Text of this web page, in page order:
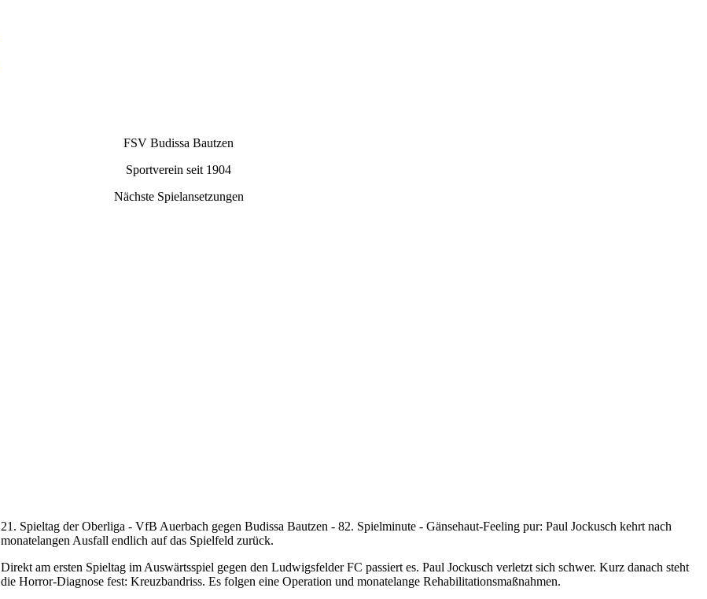
FSV Budissa Bautzen
Sportverein seit 1904
Nächste Spielansetzungen
21. Spieltag der Oberliga - VfB Auerbach gegen Budissa Bautzen - 82. Spielminute - Gänsehaut-Feeling pur: Paul Jockusch kehrt nach
monatelangen Ausfall endlich auf das Spielfeld zurück.
Direkt am ersten Spieltag im Auswärtsspiel gegen den Ludwigsfelder FC passiert es. Paul Jockusch verletzt sich schwer. Kurz danach steht
die Horror-Diagnose fest: Kreuzbandriss. Es folgen eine Operation und monatelange Rehabilitationsmaßnahmen.